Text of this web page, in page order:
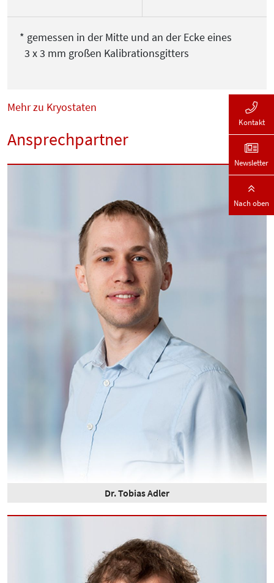
* gemessen in der Mitte und an der Ecke eines
3 x 3 mm großen Kalibrationsgitters
Mehr zu Kryostaten
Ansprechpartner
Dr. Tobias Adler
Kontakt
Newsletter
Nach oben